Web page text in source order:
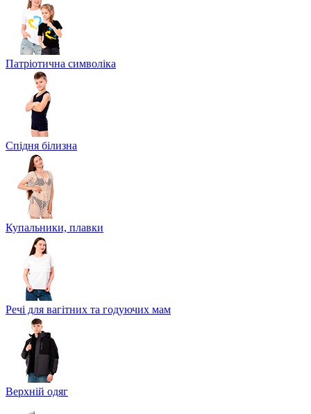
Патріотична символіка
Спідня білизна
Купальники, плавки
Речі для вагітних та годуючих мам
Верхній одяг